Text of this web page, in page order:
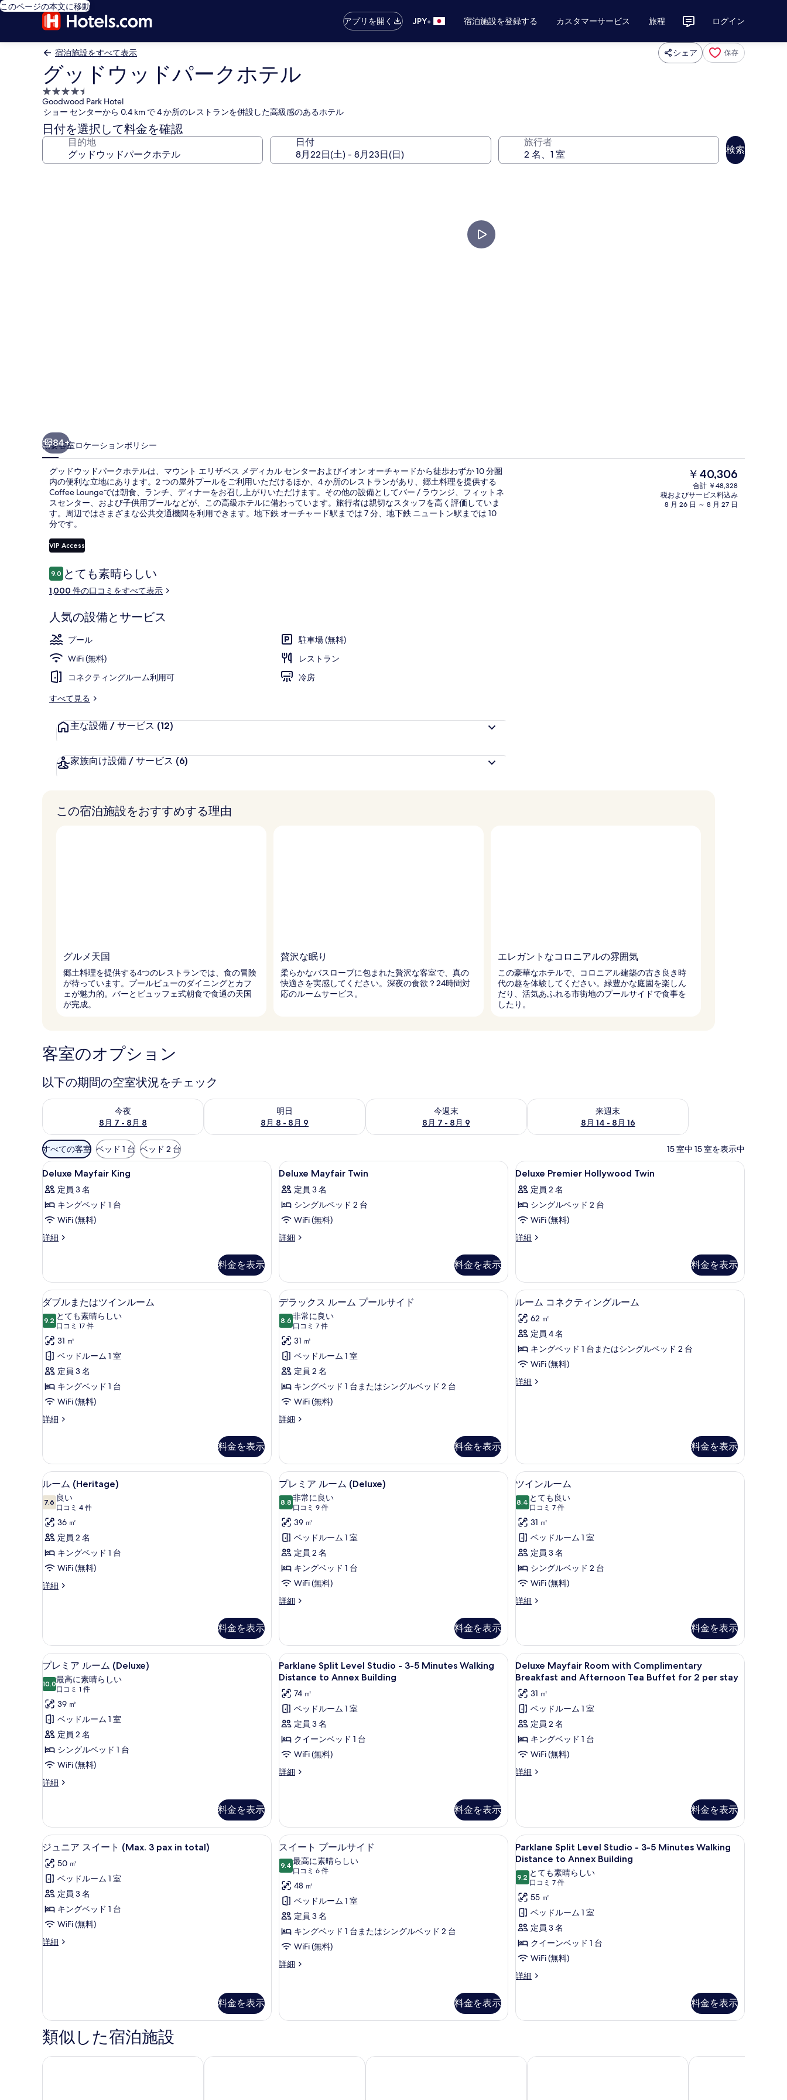
このページの本文に移動
アプリを開く
JPY• 宿泊施設を登録する カスタマーサービス 旅程 ログイン
宿泊施設をすべて表示 シェア 保存
グッドウッドパークホテル
4.5
つ
星
宿
泊
Goodwood Park Hotel
ショー センターから 0.4 km で 4 か所のレストランを併設した高級感のあるホテル
日付を選択して料金を確認
目的地 日付 旅行者
検索
真
ギ
ャ
ラ
リ
ー
4 か所のレストラン : 朝食、ランチ、ディナーに営業 4 か所のレストラン : 朝食、ランチ、
84+
概要客室ロケーションポリシー
グッドウッドパークホテルは、マウント エリザベス メディカル センターおよびイオン オーチャードから徒歩わずか 10 分圏
内の便利な立地にあります。2 つの屋外プールをご利用いただけるほか、4 か所のレストランがあり、郷土料理を提供する
Coffee Loungeでは朝食、ランチ、ディナーをお召し上がりいただけます。その他の設備としてバー / ラウンジ、フィットネ
スセンター、および子供用プールなどが、この高級ホテルに備わっています。旅行者は親切なスタッフを高く評価していま
す。周辺ではさまざまな公共交通機関を利用できます。地下鉄 オーチャード駅までは 7 分、地下鉄 ニュートン駅までは 10
分です。
VIP Access
口
コ
ミ
9.010段階中9.0
とても素晴らしい
1,000 件の口コミをすべて表示
人気の設備とサービス
プール
駐車場 (無料)
WiFi (無料)
レストラン
コネクティングルーム利用可
冷房
すべて見る
主な設備 / サービス (12)
家族向け設備 / サービス (6)
現
在
の
料
￥40,306
合計 ￥48,328
税およびサービス料込み
8 月 26 日 ～ 8 月 27 日
この宿泊施設をおすすめする理由
グルメ天国
郷土料理を提供する4つのレストランでは、食の冒険
が待っています。プールビューのダイニングとカフ
ェが魅力的。バーとビュッフェ式朝食で食通の天国
が完成。
贅沢な眠り
柔らかなバスローブに包まれた贅沢な客室で、真の
快適さを実感してください。深夜の食欲？24時間対
応のルームサービス。
エレガントなコロニアルの雰囲気
この豪華なホテルで、コロニアル建築の古き良き時
代の趣を体験してください。緑豊かな庭園を楽しん
だり、活気あふれる市街地のプールサイドで食事を
したり。
客室のオプション
以下の期間の空室状況をチェック
今夜
8月 7 - 8月 8
今夜 8月 7 - 8月 8 の空室状況をチェック
明日
8月 8 - 8月 9
明日 8月 8 - 8月 9 の空室状況をチェック
今週末
8月 7 - 8月 9
今週末 8月 7 - 8月 9 の空室状況をチェック
来週末
8月 14 - 8月 16
来週末 8月 14 - 8月 16 の空室状況をチェック
利
用
可
能
な
客
室
の
込
条
件
すべての客室 ベッド 1 台 ベッド 2 台 15 室中 15 室を表示中
Deluxe
Mayfair
King
の
す
べ
写
真
を
表
示
す
る
セーフティボックス (室内)、デスク、アイロン / アイロン台、WiFi (無料)
5
Deluxe Mayfair King
定員 3 名
キングベッド 1 台
WiFi (無料)
詳細
Deluxe
詳
細
料金を表示
Deluxe
Mayfair
Twin
の
す
べ
写
真
を
表
示
す
る
バスルーム | バスアメニティ (無料)、ヘアドライヤー、バスローブ、スリッパ
2
Deluxe Mayfair Twin
定員 3 名
シングルベッド 2 台
WiFi (無料)
詳細
Deluxe
詳
細
料金を表示
Deluxe
Premier
Hollywood
Twin
の
す
の
写
真
を
表
示
る
セーフティボックス (室内)、デスク、アイロ
3
Deluxe Premier Hollywood Twin
定員 2 名
シングルベッド 2 台
WiFi (無料)
詳細
Deluxe
の
詳
細
料金を表示
ダ
ブ
ル
ま
た
は
ツ
イ
ン
ム
の
す
べ
て
の
写
真
を
る
ダブルまたはツインルーム | セーフティボックス (室内)、デスク、アイロン / アイロン台、WiFi (無料)
7
ダブルまたはツインルーム
9.210 点中 9.2
とても素晴らしい
口コミ 17 件
(口
コ
ミ
17
件)
31 ㎡
ベッドルーム 1 室
定員 3 名
キングベッド 1 台
WiFi (無料)
詳細
ダ
た
は
ツ
ン
ー
ム
詳
細
料金を表示
デ
ラ
ッ
ク
ス
ル
ー
ム
プ
サ
イ
ド
の
す
べ
て
の
写
真
示
す
る
デラックス ルーム プールサイド | セーフティボックス (室内)、デスク、アイロン / アイロン台、WiFi (無料)
8
デラックス ルーム プールサイド
8.610 点中 8.6
非常に良い
口コミ 7 件
(口
コ
ミ
7
件)
31 ㎡
ベッドルーム 1 室
定員 2 名
キングベッド 1 台またはシングルベッド 2 台
WiFi (無料)
詳細
デ
ス
ル
ー
プ
ル
サ
イ
ド
の
細
料金を表示
ル
ー
ム
コ
ネ
テ
ー
ム
の
す
べ
て
の
写
真
を
す
る
セーフティボックス (室内)、デスク、アイロ
4
ルーム コネクティングルーム
62 ㎡
定員 4 名
キングベッド 1 台またはシングルベッド 2 台
WiFi (無料)
詳細
ル
ィ
ン
グ
ル
ー
ム
の
詳
細
料金を表示
ル
ー
ム
(Heritage)
の
す
べ
て
を
表
示
す
る
ルーム (Heritage) | セーフティボックス (室内)、デスク、アイロン / アイロン台、WiFi (無料)
4
ルーム (Heritage)
7.610 点中 7.6
良い
口コミ 4 件
(口
コ
ミ
4
件)
36 ㎡
定員 2 名
キングベッド 1 台
WiFi (無料)
詳細
ル
詳
細
料金を表示
プ
レ
ミ
ア
ル
ー
ム
(Deluxe)
の
て
の
写
真
を
表
示
す
る
プレミア ルーム (Deluxe) | セーフティボックス (室内)、デスク、アイロン / アイロン台、WiFi (無料)
5
プレミア ルーム (Deluxe)
8.810 点中 8.8
非常に良い
口コミ 9 件
(口
コ
ミ
9
件)
39 ㎡
ベッドルーム 1 室
定員 2 名
キングベッド 1 台
WiFi (無料)
詳細
プ
ル
ー
ム
(Deluxe)
詳
細
料金を表示
ツ
イ
ン
ル
ー
ム
の
す
べ
写
真
を
表
示
す
る
セーフティボックス (室内)、デスク、アイロ
8
ツインルーム
8.410 点中 8.4
とても良い
口コミ 7 件
(口
コ
ミ
7
件)
31 ㎡
ベッドルーム 1 室
定員 3 名
シングルベッド 2 台
WiFi (無料)
詳細
ツ
ー
ム
の
詳
料金を表示
プ
レ
ミ
ア
ル
ー
ム
(Deluxe)
の
て
の
写
真
を
表
示
す
る
セーフティボックス (室内)、デスク、アイロン / アイロン台、WiFi (無料)
5
プレミア ルーム (Deluxe)
10.010 点中 10.0
最高に素晴らしい
口コミ 1 件
(口
コ
ミ
1
件)
39 ㎡
ベッドルーム 1 室
定員 2 名
シングルベッド 1 台
WiFi (無料)
詳細
プ
ル
ー
ム
の
詳
細
料金を表示
Parklane
Split
Level
Studio
-
3-
5
Minutes
Walking
Distance
Building
の
す
べ
て
の
写
真
を
表
示
Parklane Split Level Studio - 3-5 Minutes Walking Distance to Annex Building | セーフティボックス (室内)、デス
9
Parklane Split Level Studio - 3-5 Minutes Walking
Distance to Annex Building
74 ㎡
ベッドルーム 1 室
定員 3 名
クイーンベッド 1 台
WiFi (無料)
詳細
Parklane
3-
Minutes
Walking
Distance
Annex
Building
の
詳
細
料金を表示
Deluxe
Mayfair
Room
with
Complimentary
Breakfast
and
Afternoon
Tea
Buffet
per
stay
の
す
べ
て
の
写
真
を
表
る
セーフティボックス (室内)、デスク、アイロ
4
Deluxe Mayfair Room with Complimentary
Breakfast and Afternoon Tea Buffet for 2 per stay
31 ㎡
ベッドルーム 1 室
定員 2 名
キングベッド 1 台
WiFi (無料)
詳細
Deluxe
Breakfast
and
Afternoon
Tea
for
2
per
stay
の
詳
細
料金を表示
ジ
ュ
ニ
ア
ス
イ
ト
total)
の
す
べ
ジュニア スイート (Max. 3 pax in total) | セーフティボックス (室内)、デスク、アイロン / アイロン台、WiFi (無料)
5
ジュニア スイート (Max. 3 pax in total)
50 ㎡
ベッドルーム 1 室
定員 3 名
キングベッド 1 台
WiFi (無料)
詳細
ジ
ト
3
pax
in
料金を表示
ス
イ
ー
ト
プ
ー
ル
サ
イ
べ
の
スイート プールサイド | セーフティボックス (室内)、デスク、アイロン / アイロン台、WiFi (無料)
5
スイート プールサイド
9.410 点中 9.4
最高に素晴らしい
口コミ 6 件
(口
コ
ミ
6
件)
48 ㎡
ベッドルーム 1 室
定員 3 名
キングベッド 1 台またはシングルベッド 2 台
WiFi (無料)
詳細
ス
ー
ド
料金を表示
Parklane
Split
Level
Studio
-
3-
5
Minutes
Walking
Distance
to
の
て
Parklane Split Level Studio - 3-5 Minutes
9
Parklane Split Level Studio - 3-5 Minutes Walking
Distance to Annex Building
9.210 点中 9.2
とても素晴らしい
口コミ 7 件
(口
コ
ミ
7
件)
55 ㎡
ベッドルーム 1 室
定員 3 名
クイーンベッド 1 台
WiFi (無料)
詳細
Parklane
-
Walking
料金を表示
類似した宿泊施設
オーチャード ホテル シンガポール ジェン シンガポール オーチャードゲートウェイ バイ シャングリ・ラ
ウィンダム シンガポール ホテル ヨーテル シンガポール オーチャード ロードカールトン シティ ホ